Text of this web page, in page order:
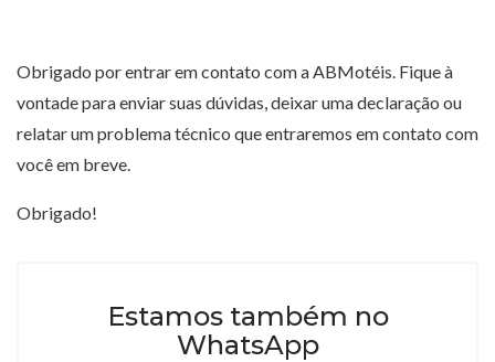
Obrigado por entrar em contato com a ABMotéis. Fique à
vontade para enviar suas dúvidas, deixar uma declaração ou
relatar um problema técnico que entraremos em contato com
você em breve.
Obrigado!
Estamos também no
WhatsApp